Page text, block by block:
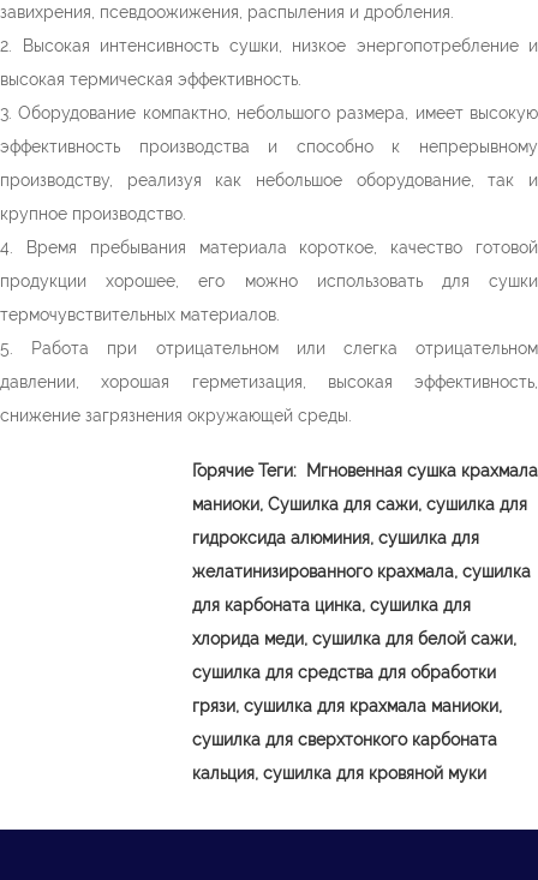
завихрения, псевдоожижения, распыления и дробления.
2. Высокая интенсивность сушки, низкое энергопотребление и
высокая термическая эффективность.
3. Оборудование компактно, небольшого размера, имеет высокую
эффективность производства и способно к непрерывному
производству, реализуя как небольшое оборудование, так и
крупное производство.
4. Время пребывания материала короткое, качество готовой
продукции хорошее, его можно использовать для сушки
термочувствительных материалов.
5. Работа при отрицательном или слегка отрицательном
давлении, хорошая герметизация, высокая эффективность,
снижение загрязнения окружающей среды.
Горячие Теги: Мгновенная сушка крахмала
маниоки, Сушилка для сажи, сушилка для
гидроксида алюминия, сушилка для
желатинизированного крахмала, сушилка
для карбоната цинка, сушилка для
хлорида меди, сушилка для белой сажи,
сушилка для средства для обработки
грязи, сушилка для крахмала маниоки,
сушилка для сверхтонкого карбоната
кальция, сушилка для кровяной муки